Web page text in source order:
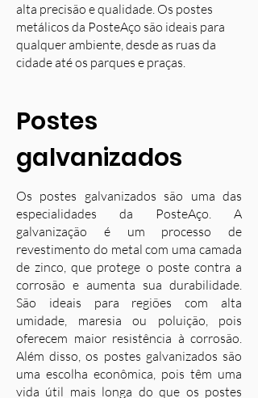
alta precisão e qualidade. Os postes
metálicos da PosteAço são ideais para
qualquer ambiente, desde as ruas da
cidade até os parques e praças.
Postes
galvanizados
Os postes galvanizados são uma das
especialidades da PosteAço. A
galvanização é um processo de
revestimento do metal com uma camada
de zinco, que protege o poste contra a
corrosão e aumenta sua durabilidade.
São ideais para regiões com alta
umidade, maresia ou poluição, pois
oferecem maior resistência à corrosão.
Além disso, os postes galvanizados são
uma escolha econômica, pois têm uma
vida útil mais longa do que os postes